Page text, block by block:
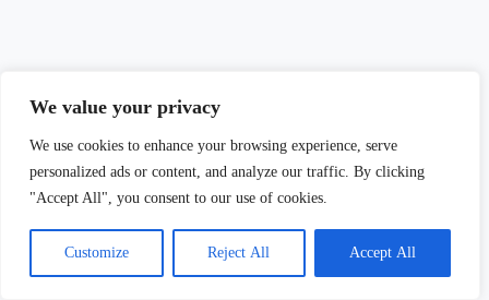
We value your privacy
We use cookies to enhance your browsing experience, serve
personalized ads or content, and analyze our traffic. By clicking
"Accept All", you consent to our use of cookies.
Customize Reject All Accept All